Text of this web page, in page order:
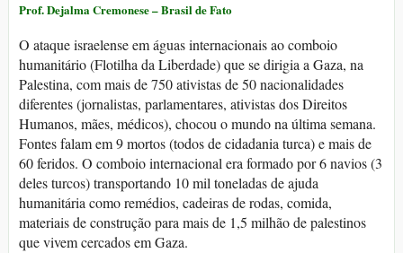
Prof. Dejalma Cremonese – Brasil de Fato
O ataque israelense em águas internacionais ao comboio
humanitário (Flotilha da Liberdade) que se dirigia a Gaza, na
Palestina, com mais de 750 ativistas de 50 nacionalidades
diferentes (jornalistas, parlamentares, ativistas dos Direitos
Humanos, mães, médicos), chocou o mundo na última semana.
Fontes falam em 9 mortos (todos de cidadania turca) e mais de
60 feridos. O comboio internacional era formado por 6 navios (3
deles turcos) transportando 10 mil toneladas de ajuda
humanitária como remédios, cadeiras de rodas, comida,
materiais de construção para mais de 1,5 milhão de palestinos
que vivem cercados em Gaza.